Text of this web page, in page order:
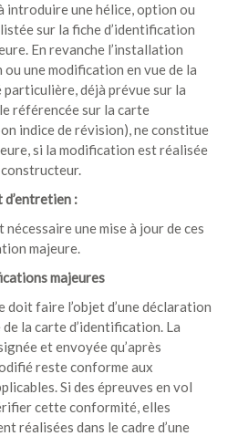
introduire une hélice, option ou
sur la fiche d’identification
En revanche l’installation
ou une modification en vue de la
déjà prévue sur la
référencée sur la carte
indice de révision), ne constitue
si la modification est réalisée
:
une mise à jour de ces
majeure.
majeures
doit faire l’objet d’une déclaration
la carte d’identification. La
et envoyée qu’après
reste conforme aux
Si des épreuves en vol
cette conformité, elles
réalisées dans le cadre d’une